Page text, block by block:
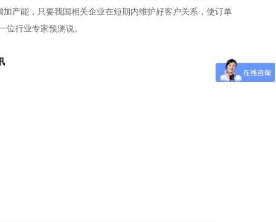
产能，只要我国相关企业在短期内维护好客户关系，使订单
行业专家预测说。